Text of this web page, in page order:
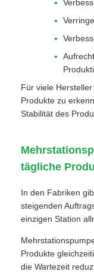
Für viele
Produkte zu
Stabilität des
tägliche
In den Fabriken
steigenden
einzigen Station
Produkte
die Wartezeit